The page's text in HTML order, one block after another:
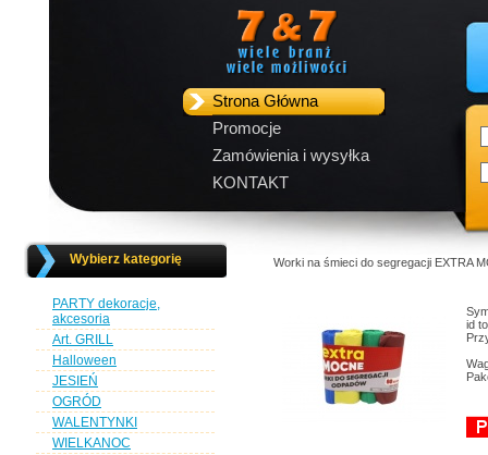
Strona Główna
Promocje
Zamówienia i wysyłka
KONTAKT
Wybierz kategorię
PARTY dekoracje,
akcesoria
Art. GRILL
Halloween
JESIEŃ
OGRÓD
WALENTYNKI
WIELKANOC
Worki na śmieci do segregacji EXTRA
id